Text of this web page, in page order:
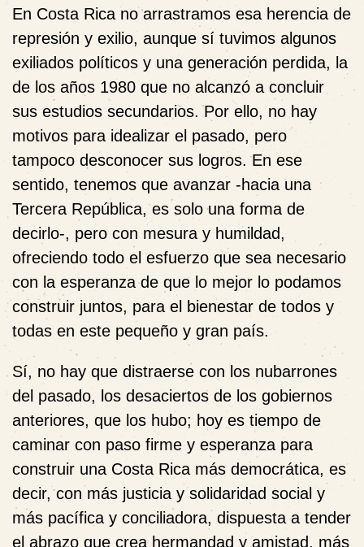
En Costa Rica no arrastramos esa herencia de
represión y exilio, aunque sí tuvimos algunos
exiliados políticos y una generación perdida, la
de los años 1980 que no alcanzó a concluir
sus estudios secundarios. Por ello, no hay
motivos para idealizar el pasado, pero
tampoco desconocer sus logros. En ese
sentido, tenemos que avanzar -hacia una
Tercera República, es solo una forma de
decirlo-, pero con mesura y humildad,
ofreciendo todo el esfuerzo que sea necesario
con la esperanza de que lo mejor lo podamos
construir juntos, para el bienestar de todos y
todas en este pequeño y gran país.
Sí, no hay que distraerse con los nubarrones
del pasado, los desaciertos de los gobiernos
anteriores, que los hubo; hoy es tiempo de
caminar con paso firme y esperanza para
construir una Costa Rica más democrática, es
decir, con más justicia y solidaridad social y
más pacífica y conciliadora, dispuesta a tender
el abrazo que crea hermandad y amistad, más